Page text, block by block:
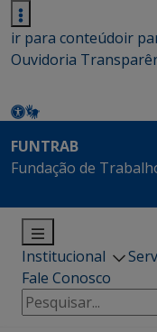
ir para conteúdoir
Ouvidoria
FUNTRAB
Fundação de
Institucional
Fale Conosco
Pesquisar
por: